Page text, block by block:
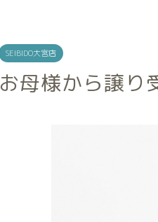
SEIBIDO大宮店
お母様から譲り